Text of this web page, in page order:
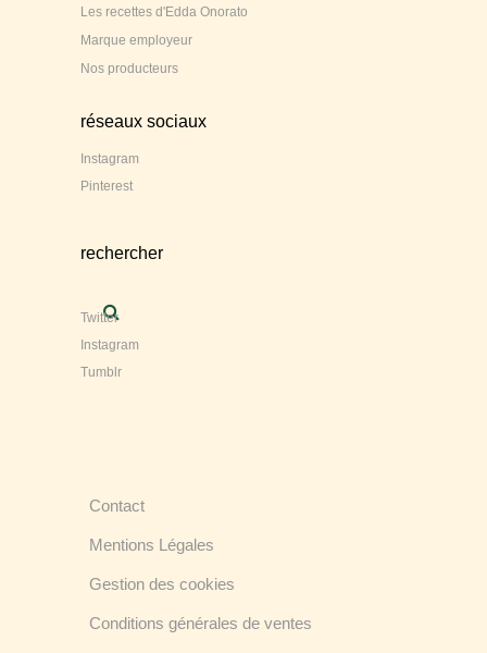
Les recettes d'Edda Onorato
Marque employeur
Nos producteurs
réseaux sociaux
Instagram
Pinterest
rechercher
Twitter
Instagram
Tumblr
Contact
Mentions Légales
Gestion des cookies
Conditions générales de ventes